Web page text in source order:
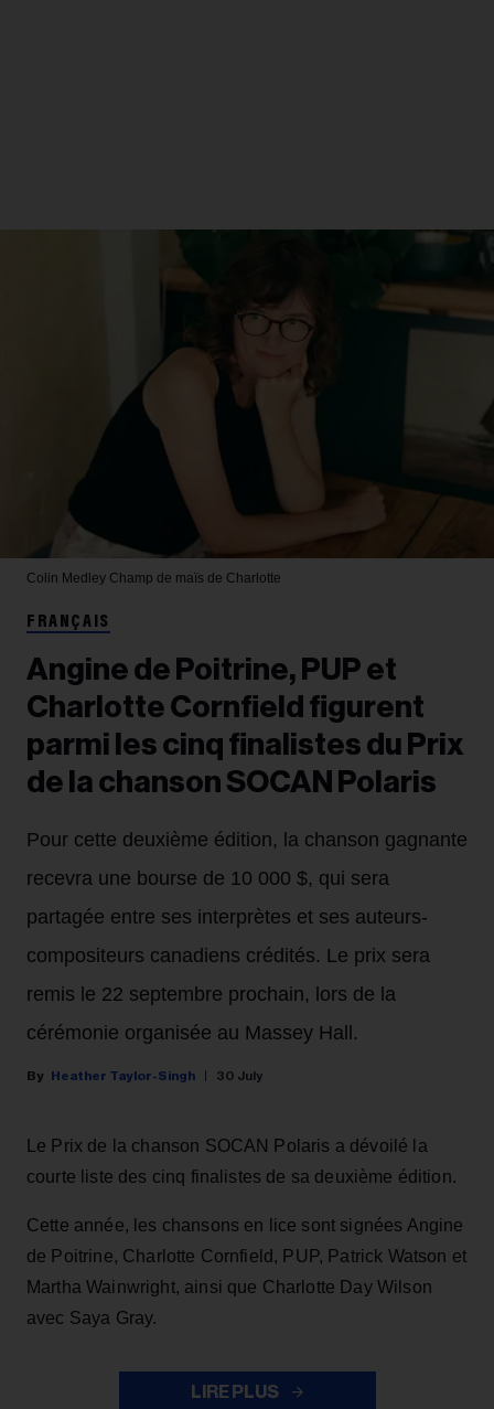
Colin Medley Champ de maïs de Charlotte
FRANÇAIS
Angine de Poitrine, PUP et
Charlotte Cornfield figurent
parmi les cinq finalistes du Prix
de la chanson SOCAN Polaris
Pour cette deuxième édition, la chanson gagnante
recevra une bourse de 10 000 $, qui sera
partagée entre ses interprètes et ses auteurs-
compositeurs canadiens crédités. Le prix sera
remis le 22 septembre prochain, lors de la
cérémonie organisée au Massey Hall.
Heather Taylor-Singh 30 July
Le Prix de la chanson SOCAN Polaris a dévoilé la
courte liste des cinq finalistes de sa deuxième édition.
Cette année, les chansons en lice sont signées Angine
de Poitrine, Charlotte Cornfield, PUP, Patrick Watson et
Martha Wainwright, ainsi que Charlotte Day Wilson
avec Saya Gray.
LIRE PLUS